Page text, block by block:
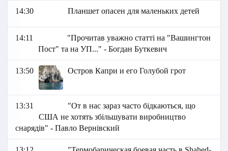
14:30 Планшет опасен для маленьких детей
14:11
"Прочитав уважно статті на "Вашингтон
Пост" та на УП..." - Богдан Буткевич
13:50 Остров Капри и его Голубой грот
13:31
"От в нас зараз часто бідкаються, що
США не хотять збільшувати виробництво
снарядів" - Павло Вернівский